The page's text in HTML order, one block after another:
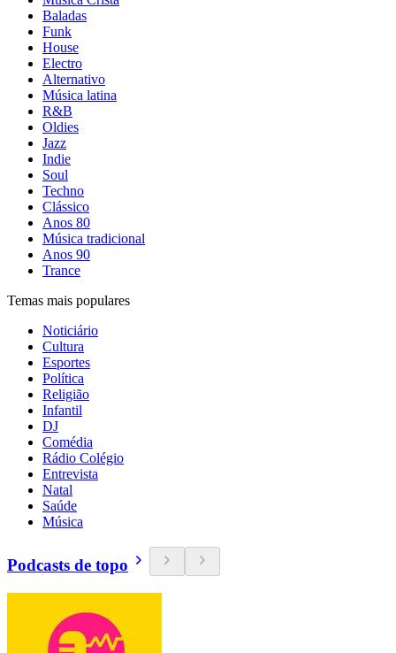
Baladas
Funk
House
Electro
Alternativo
Música latina
R&B
Oldies
Jazz
Indie
Soul
Techno
Clássico
Anos 80
Música tradicional
Anos 90
Trance
Temas mais populares
Noticiário
Cultura
Esportes
Política
Religião
Infantil
DJ
Comédia
Rádio Colégio
Entrevista
Natal
Saúde
Música
Podcasts de topo